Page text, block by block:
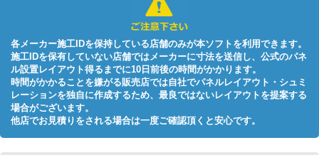
各メーカー施工IDを保持している店舗のみが本ソフトを利用できます。
施工IDを保有していない店舗ではメーカーに寸法を送信し、公式のパネ
ル設置レイアウト得るまでに10日前後の時間がかかります。
時間がかかることを嫌がる販売店では自社でパネルレイアウト・シュミ
レーションを独自に作成するため、最良ではないレイアウトを提案する
場合がございます。
他店でお見積りをされる場合は一度ご確認頂くと安心です。